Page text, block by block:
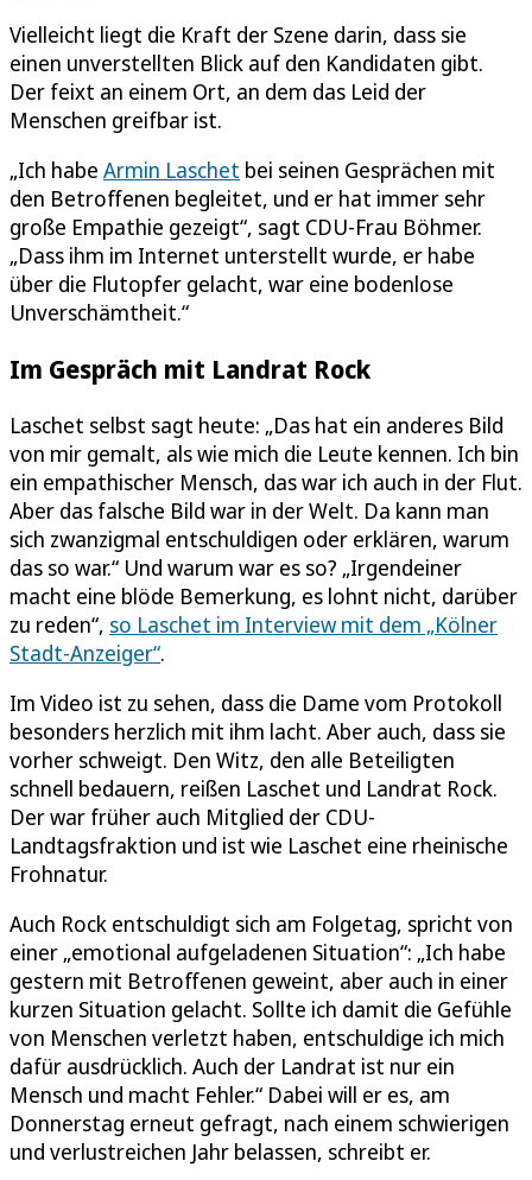
Vielleicht liegt die Kraft der Szene darin, dass sie
einen unverstellten Blick auf den Kandidaten gibt.
Der feixt an einem Ort, an dem das Leid der
Menschen greifbar ist.
„Ich habe Armin Laschet bei seinen Gesprächen mit
den Betroffenen begleitet, und er hat immer sehr
große Empathie gezeigt“, sagt CDU-Frau Böhmer.
„Dass ihm im Internet unterstellt wurde, er habe
über die Flutopfer gelacht, war eine bodenlose
Unverschämtheit.“
Im Gespräch mit Landrat Rock
Laschet selbst sagt heute: „Das hat ein anderes Bild
von mir gemalt, als wie mich die Leute kennen. Ich bin
ein empathischer Mensch, das war ich auch in der Flut.
Aber das falsche Bild war in der Welt. Da kann man
sich zwanzigmal entschuldigen oder erklären, warum
das so war.“ Und warum war es so? „Irgendeiner
macht eine blöde Bemerkung, es lohnt nicht, darüber
zu reden“, so Laschet im Interview mit dem „Kölner
Stadt-Anzeiger“.
Im Video ist zu sehen, dass die Dame vom Protokoll
besonders herzlich mit ihm lacht. Aber auch, dass sie
vorher schweigt. Den Witz, den alle Beteiligten
schnell bedauern, reißen Laschet und Landrat Rock.
Der war früher auch Mitglied der CDU-
Landtagsfraktion und ist wie Laschet eine rheinische
Frohnatur.
Auch Rock entschuldigt sich am Folgetag, spricht von
einer „emotional aufgeladenen Situation“: „Ich habe
gestern mit Betroffenen geweint, aber auch in einer
kurzen Situation gelacht. Sollte ich damit die Gefühle
von Menschen verletzt haben, entschuldige ich mich
dafür ausdrücklich. Auch der Landrat ist nur ein
Mensch und macht Fehler.“ Dabei will er es, am
Donnerstag erneut gefragt, nach einem schwierigen
und verlustreichen Jahr belassen, schreibt er.